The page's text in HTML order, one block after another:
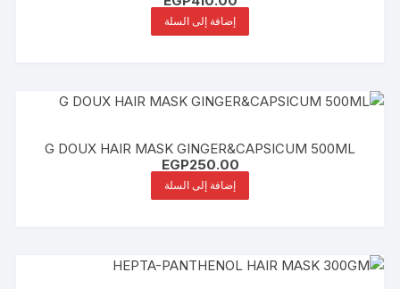
إضافة إلى السلة
G DOUX HAIR MASK GINGER&CAPSICUM 500ML
EGP250.00
إضافة إلى السلة